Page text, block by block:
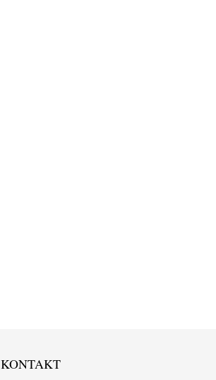
KONTAKT